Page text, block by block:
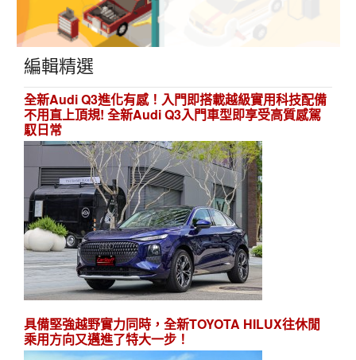
編輯精選
全新Audi Q3進化有感！入門即搭載越級實用科技配備
不用直上頂規! 全新Audi Q3入門車型即享受高質感駕
馭日常
具備堅強越野實力同時，全新TOYOTA HILUX往休閒
乘用方向又邁進了特大一步！